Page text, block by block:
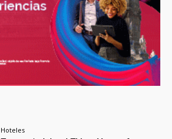
Hoteles